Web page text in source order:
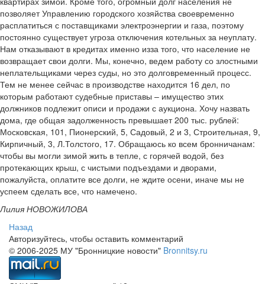
позволяет Управлению городского хозяйства своевременно
расплатиться с поставщиками электроэнергии и газа, поэтому
постоянно существует угроза отключения котельных за неуплату.
Нам отказывают в кредитах именно из­за того, что население не
возвращает свои долги. Мы, конечно, ведем работу со злостными
неплательщиками через суды, но это долговременный процесс.
Тем не менее сейчас в производстве находится 16 дел, по
которым работают судебные приставы – имущество этих
должников подлежит описи и продажи с аукциона. Хочу назвать
дома, где общая задолженность превышает 200 тыс. рублей:
Московская, 101, Пионерский, 5, Садовый, 2 и 3, Строительная, 9,
Кирпичный, 3, Л.Толстого, 17. Обращаюсь ко всем бронничанам:
чтобы вы могли зимой жить в тепле, с горячей водой, без
протекающих крыш, с чистыми подъездами и дворами,
пожалуйста, оплатите все долги, не ждите осени, иначе мы не
успеем сделать все, что намечено.
Лилия НОВОЖИЛОВА
Назад
Авторизуйтесь, чтобы оставить комментарий
© 2006-2025 МУ "Бронницкие новости" Bronnitsy.ru